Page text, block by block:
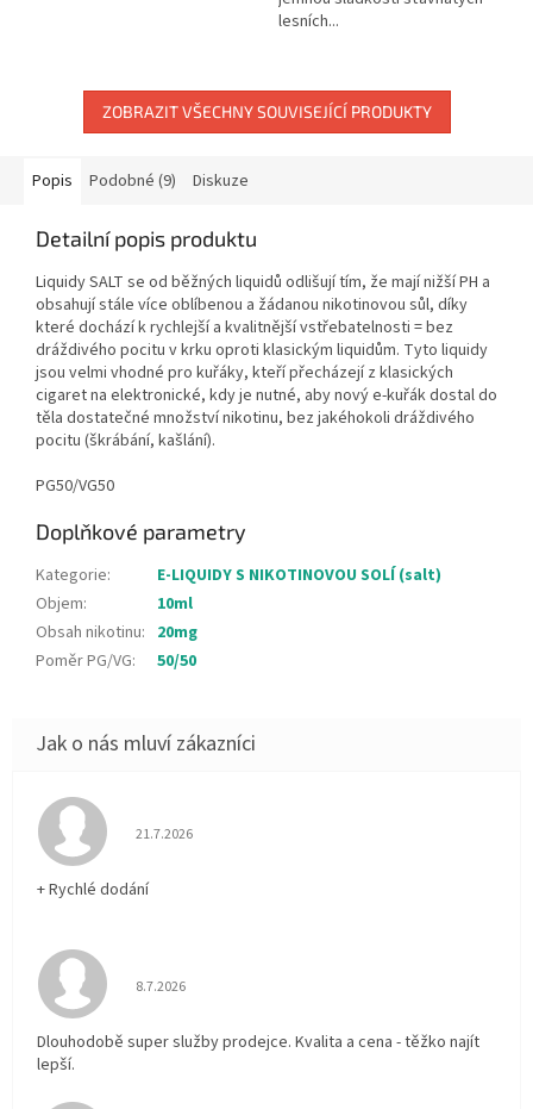
lesních...
ZOBRAZIT VŠECHNY SOUVISEJÍCÍ PRODUKTY
Popis Podobné (9) Diskuze
Detailní popis produktu
Liquidy SALT se od běžných liquidů odlišují tím, že mají nižší PH a
obsahují stále více oblíbenou a žádanou nikotinovou sůl, díky
které dochází k rychlejší a kvalitnější vstřebatelnosti = bez
dráždivého pocitu v krku oproti klasickým liquidům. Tyto liquidy
jsou velmi vhodné pro kuřáky, kteří přecházejí z klasických
cigaret na elektronické, kdy je nutné, aby nový e-kuřák dostal do
těla dostatečné množství nikotinu, bez jakéhokoli dráždivého
pocitu (škrábání, kašlání).
PG50/VG50
Doplňkové parametry
Kategorie:
E-LIQUIDY S NIKOTINOVOU SOLÍ (salt)
Objem:
10ml
Obsah nikotinu: 20mg
Poměr PG/VG: 50/50
Hodnocení obchodu je 5 z 5 hvězdiček.
21.7.2026
+ Rychlé dodání
Hodnocení obchodu je 5 z 5 hvězdiček.
8.7.2026
Dlouhodobě super služby prodejce. Kvalita a cena - těžko najít
lepší.